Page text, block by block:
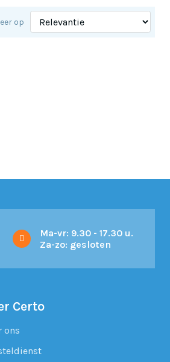
op
Ma-vr: 9.30 - 17.30 u.
Za-zo: gesloten
Certo
ons